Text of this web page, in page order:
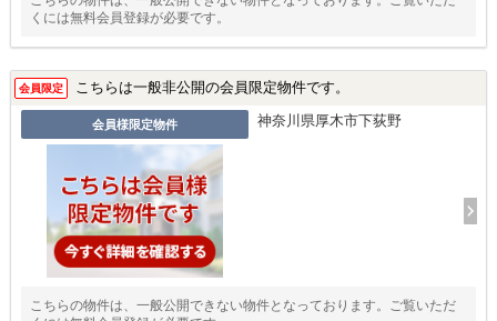
くには無料会員登録が必要です。
会員限定 こちらは一般非公開の会員限定物件です。
会員様限定物件 神奈川県厚木市下荻野
こちらの物件は、一般公開できない物件となっております。ご覧いただ